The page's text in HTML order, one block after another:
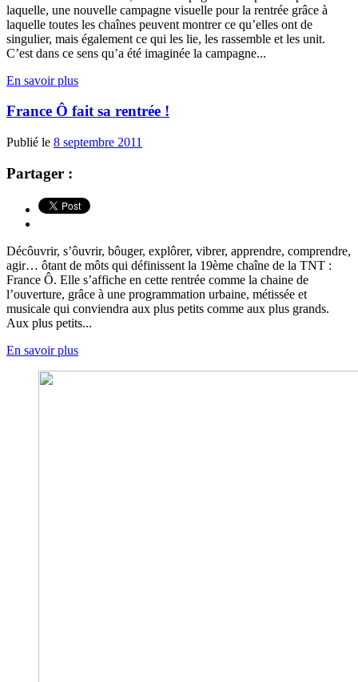
laquelle, une nouvelle campagne visuelle pour la rentrée grâce à
laquelle toutes les chaînes peuvent montrer ce qu’elles ont de
singulier, mais également ce qui les lie, les rassemble et les unit.
C’est dans ce sens qu’a été imaginée la campagne...
En savoir plus
France Ô fait sa rentrée !
Publié le 8 septembre 2011
Partager :
Décôuvrir, s’ôuvrir, bôuger, explôrer, vibrer, apprendre, comprendre,
agir… ôtant de môts qui définissent la 19ème chaîne de la TNT :
France Ô. Elle s’affiche en cette rentrée comme la chaine de
l’ouverture, grâce à une programmation urbaine, métissée et
musicale qui conviendra aux plus petits comme aux plus grands.
Aux plus petits...
En savoir plus